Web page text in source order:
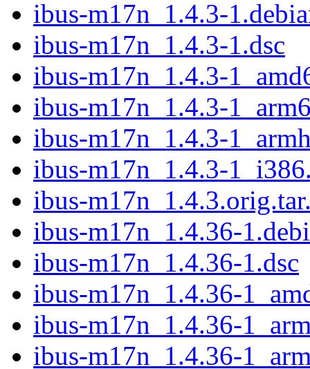
ibus-m17n_1.4.3-
ibus-m17n_1.4.3-1.dsc
ibus-m17n_1.4.3-
ibus-m17n_1.4.3-
ibus-m17n_1.4.3-
ibus-m17n_1.4.3-
ibus-
ibus-m17n_1.4.36-
ibus-m17n_1.4.36-1.dsc
ibus-m17n_1.4.36-
ibus-m17n_1.4.36-
ibus-m17n_1.4.36-